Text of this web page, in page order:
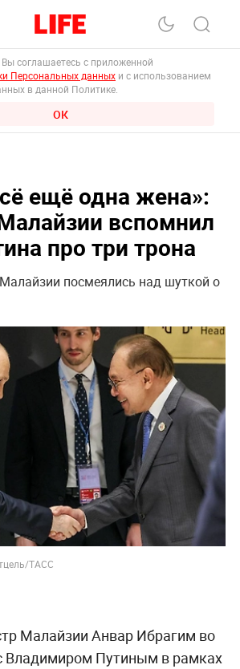
соглашаетесь с приложенной
Персональных данных и с использованием
в данной Политике.
ОК
ещё одна жена»:
вспомнил
про три трона
посмеялись над шуткой о
ТАСС
Малайзии Анвар Ибрагим во
Владимиром Путиным в рамках